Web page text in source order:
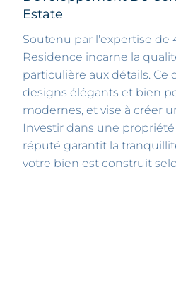
Estate
Soutenu par l'expertise de
Residence incarne la
particulière aux détails.
designs élégants et bien
modernes, et vise à créer
Investir dans une
réputé garantit la
votre bien est construit